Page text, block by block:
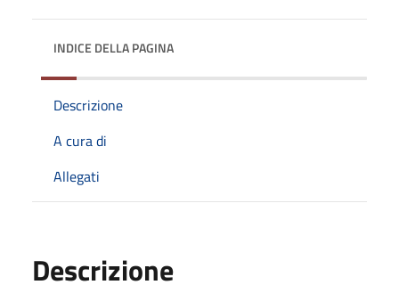
INDICE DELLA PAGINA
Descrizione
A cura di
Allegati
Descrizione